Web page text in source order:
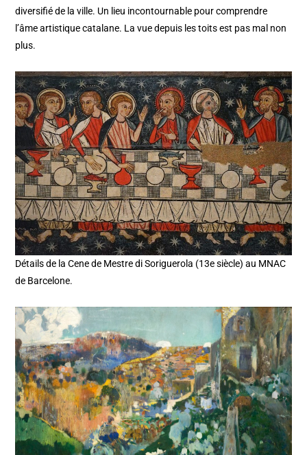
diversifié de la ville. Un lieu incontournable pour comprendre
l’âme artistique catalane. La vue depuis les toits est pas mal non
plus.
Détails de la Cene de Mestre di Soriguerola (13e siècle) au MNAC
de Barcelone.